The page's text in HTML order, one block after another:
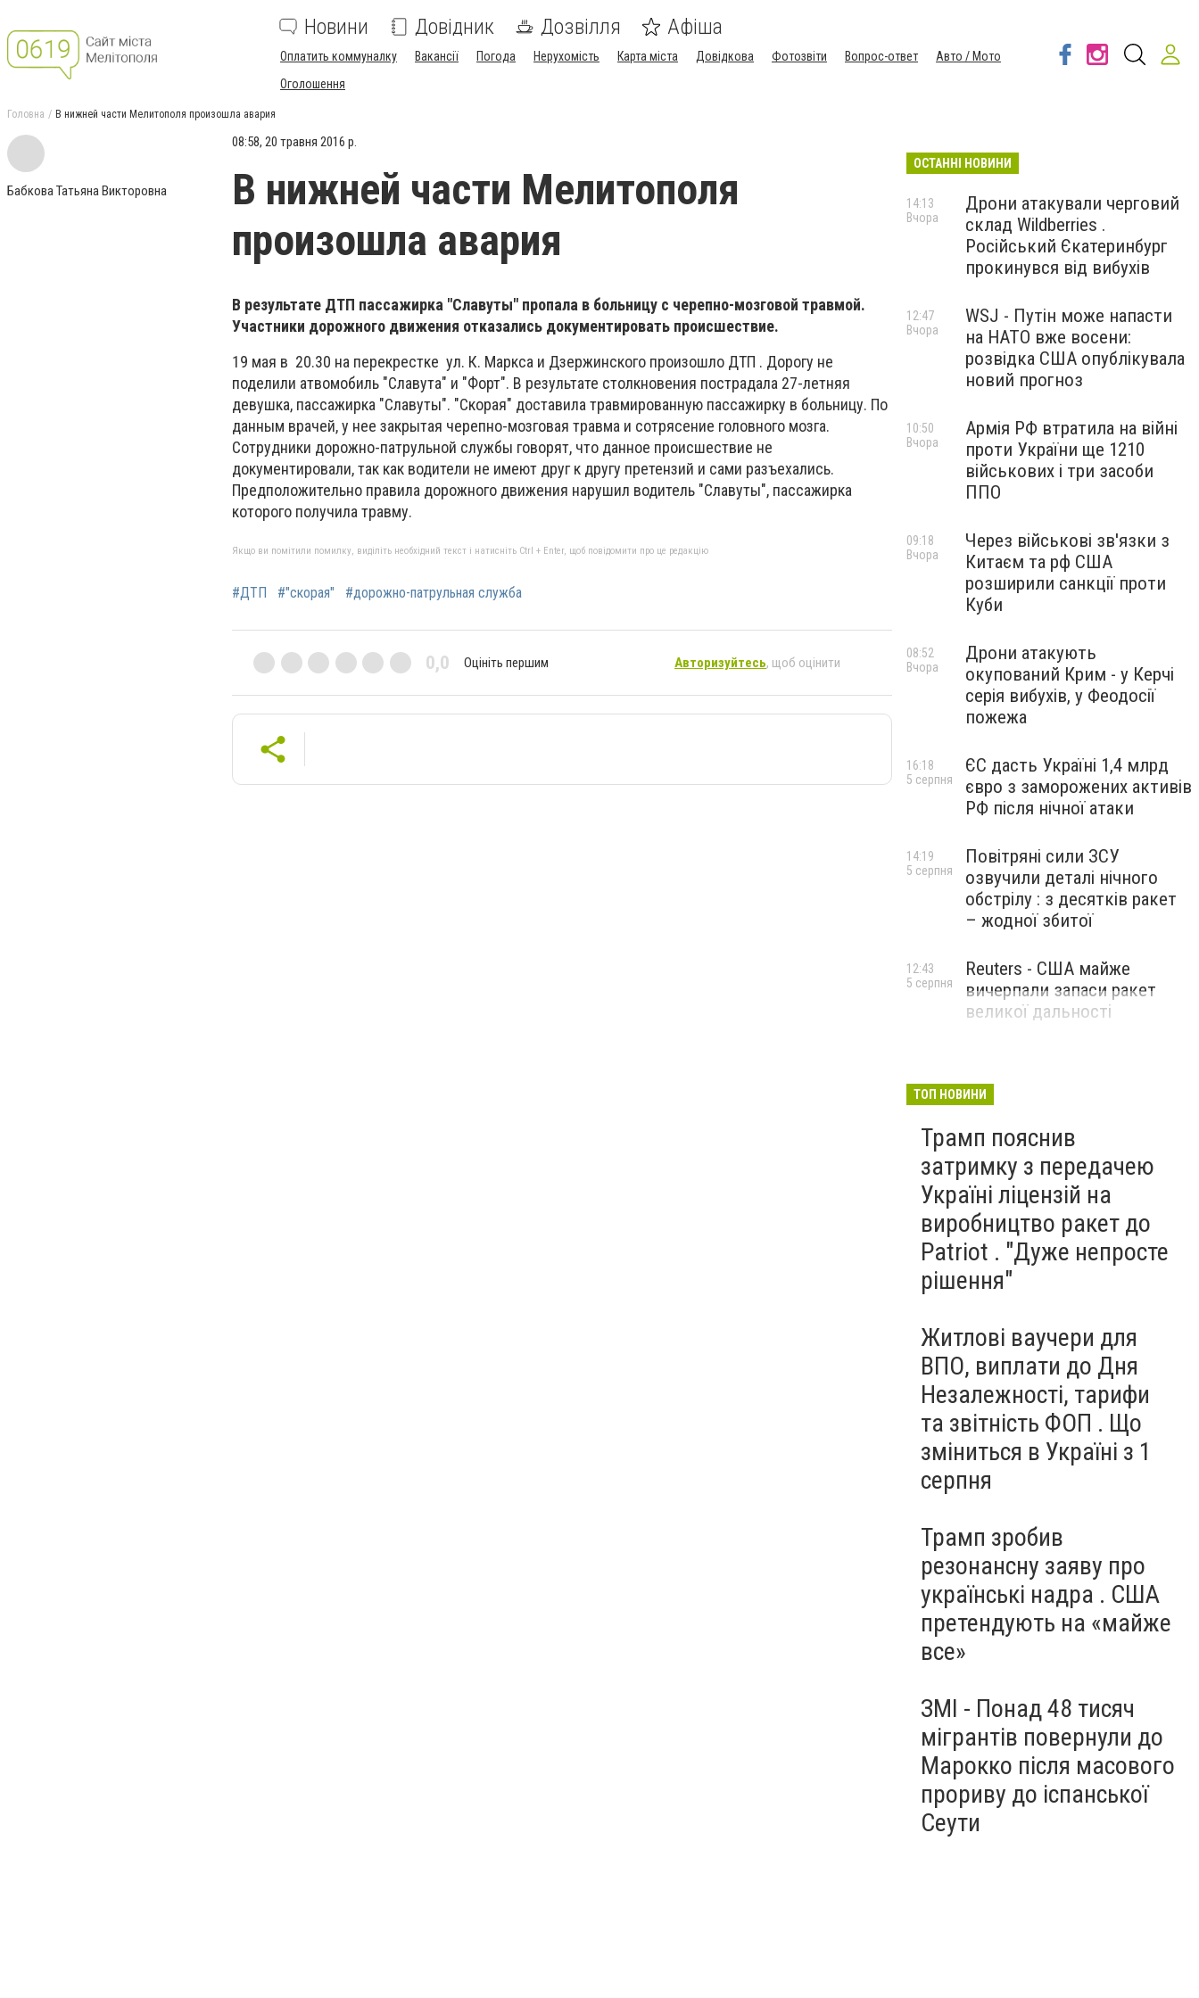
Новини Довідник Дозвілля Афіша
Оплатить коммуналку Вакансії Погода Нерухомість Карта міста Довідкова Фотозвіти Вопрос-ответ
Авто / Мото
Оголошення
Головна В нижней части Мелитополя произошла авария
Бабкова Татьяна Викторовна
08:58, 20 травня 2016 р.
В нижней части Мелитополя
произошла авария
В результате ДТП пассажирка "Славуты" пропала в больницу с черепно-мозговой травмой.
Участники дорожного движения отказались документировать происшествие.
19 мая в 20.30 на перекрестке ул. К. Маркса и Дзержинского произошло ДТП . Дорогу не
поделили атвомобиль "Славута" и "Форт". В результате столкновения пострадала 27-летняя
девушка, пассажирка "Славуты". "Скорая" доставила травмированную пассажирку в больницу. По
данным врачей, у нее закрытая черепно-мозговая травма и сотрясение головного мозга.
Сотрудники дорожно-патрульной службы говорят, что данное происшествие не
документировали, так как водители не имеют друг к другу претензий и сами разъехались.
Предположительно правила дорожного движения нарушил водитель "Славуты", пассажирка
которого получила травму.
Якщо ви помітили помилку, виділіть необхідний текст і натисніть Ctrl + Enter, щоб повідомити про це редакцію
#ДТП #"скорая" #дорожно-патрульная служба
0,0 Оцініть першим Авторизуйтесь, щоб оцінити
ОСТАННІ НОВИНИ
Дрони атакували черговий
склад Wildberries .
Російський Єкатеринбург
прокинувся від вибухів
14:13
Вчора
WSJ - Путін може напасти
на НАТО вже восени:
розвідка США опублікувала
новий прогноз
12:47
Вчора
Армія РФ втратила на війні
проти України ще 1210
військових і три засоби
ППО
10:50
Вчора
Через військові зв'язки з
Китаєм та рф США
розширили санкції проти
Куби
09:18
Вчора
Дрони атакують
окупований Крим - у Керчі
серія вибухів, у Феодосії
пожежа
08:52
Вчора
ЄС дасть Україні 1,4 млрд
євро з заморожених активів
РФ після нічної атаки
16:18
5 серпня
Повітряні сили ЗСУ
озвучили деталі нічного
обстрілу : з десятків ракет
– жодної збитої
14:19
5 серпня
Reuters - США майже
вичерпали запаси ракет
великої дальності
12:43
5 серпня
ТОП НОВИНИ
Трамп пояснив
затримку з передачею
Україні ліцензій на
виробництво ракет до
Patriot . "Дуже непросте
рішення"
Житлові ваучери для
ВПО, виплати до Дня
Незалежності, тарифи
та звітність ФОП . Що
зміниться в Україні з 1
серпня
Трамп зробив
резонансну заяву про
українські надра . США
претендують на «майже
все»
ЗМІ - Понад 48 тисяч
мігрантів повернули до
Марокко після масового
прориву до іспанської
Сеути